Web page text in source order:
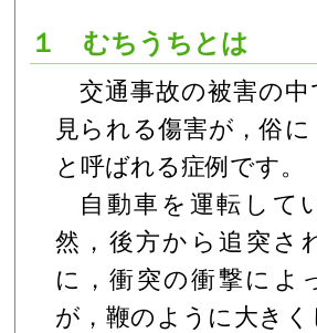
１ むちうちとは
交通事故の被害の中
見られる傷害が，俗に
と呼ばれる症例です。
自動車を運転して
然，後方から追突さ
に，衝突の衝撃によ
が，鞭のように大きく